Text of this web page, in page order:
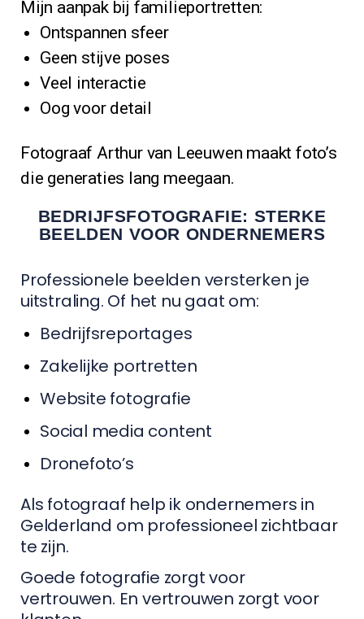
Mijn aanpak bij familieportretten:
Ontspannen sfeer
Geen stijve poses
Veel interactie
Oog voor detail
Fotograaf Arthur van Leeuwen maakt foto’s
die generaties lang meegaan.
BEDRIJFSFOTOGRAFIE: STERKE
BEELDEN VOOR ONDERNEMERS
Professionele beelden versterken je
uitstraling. Of het nu gaat om:
Bedrijfsreportages
Zakelijke portretten
Website fotografie
Social media content
Dronefoto’s
Als fotograaf help ik ondernemers in
Gelderland om professioneel zichtbaar
te zijn.
Goede fotografie zorgt voor
vertrouwen. En vertrouwen zorgt voor